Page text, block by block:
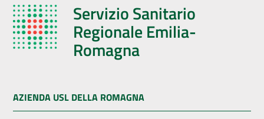
Servizio Sanitario
Regionale Emilia-
Romagna
AZIENDA USL DELLA ROMAGNA